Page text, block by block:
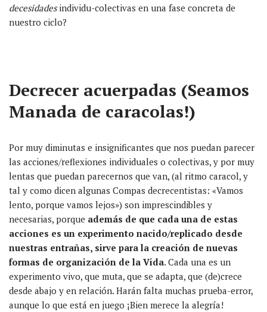
decesidadesindividu-colectivas en una fase concreta de
nuestro ciclo?
Decrecer acuerpadas (Seamos
Manada de caracolas!)
Por muy diminutas e insignificantes que nos puedan parecer
las acciones/reflexiones individuales o colectivas, y por muy
lentas que puedan parecernos que van, (al ritmo caracol, y
tal y como dicen algunas Compas decrecentistas: «Vamos
lento, porque vamos lejos») son imprescindibles y
necesarias, porque además de que cada una de estas
acciones es un experimento nacido/replicado desde
nuestras entrañas, sirve para la creación de nuevas
formas de organización de la Vida. Cada una es un
experimento vivo, que muta, que se adapta, que (de)crece
desde abajo y en relación. Harán falta muchas prueba-error,
aunque lo que está en juego ¡Bien merece la alegría!